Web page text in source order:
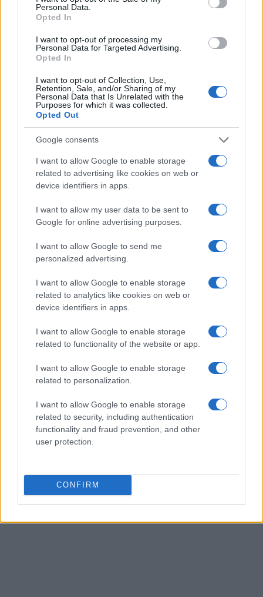
Personal Data.
Opted In
I want to opt-out of processing my
Personal Data for Targeted Advertising.
Opted In
I want to opt-out of Collection, Use,
Retention, Sale, and/or Sharing of my
Personal Data that Is Unrelated with the
Purposes for which it was collected.
Opted Out
Google consents
I want to allow Google to enable storage
related to advertising like cookies on web or
device identifiers in apps.
I want to allow my user data to be sent to
Google for online advertising purposes.
I want to allow Google to send me
personalized advertising.
I want to allow Google to enable storage
related to analytics like cookies on web or
device identifiers in apps.
I want to allow Google to enable storage
related to functionality of the website or app.
I want to allow Google to enable storage
related to personalization.
I want to allow Google to enable storage
related to security, including authentication
functionality and fraud prevention, and other
user protection.
CONFIRM
un monument photographique avecSabine Weiss, lauréate
en 2019 du prix Women in motion et
Charlotte Pierrandavec une exposition sur son travail
photographique souvent méconnu, composé des archives
Les rencontres d’Arles promettent cette année
lumière au bout de l’objectif
AUTEUR
Laetitia Bigot